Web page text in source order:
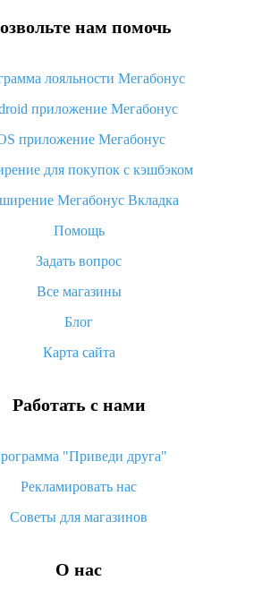
Алиэкспресс просит ввести паспортные
куда пришла посылка с Алиэкспресс
на Алиэкспресс, когда вернут деньги?
на Алиэкспресс, как их получить и
Shipping»: что это за метод доставки и
как его отслеживать
оптом на Алиэкспресс
если не пришел товар с Алиэкспресс
возврата денег
нам помочь
лояльности Мегабонус
приложение Мегабонус
приложение Мегабонус
для покупок с кэшбэком
Мегабонус Вкладка
Помощь
Задать вопрос
Все магазины
Блог
Карта сайта
Работать с нами
"Приведи друга"
Рекламировать нас
Советы для магазинов
О нас